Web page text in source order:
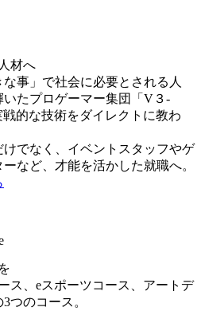
材へ
な事」で社会に必要とされる人
いたプロゲーマー集団「V３-
戦的な技術をダイレクトに教わ
けでなく、イベントスタッフやゲ
など、才能を活かした就職へ。
ス、eスポーツコース、アートデ
つのコース。